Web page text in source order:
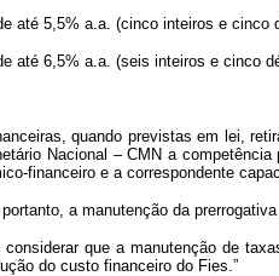
até 5,5% a.a. (cinco inteiros e
até 6,5% a.a. (seis inteiros e cinco
quando previstas em lei,
Nacional – CMN a
financeiro e a correspondente
a manutenção da
que a manutenção de
do custo financeiro do Fies.”